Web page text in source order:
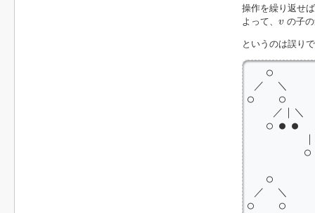
操作を繰り返せ
よって、 v
vの子
というのは誤り
○
／  ＼
○    ○     →
／｜＼
○ ● ●
○
○
／  ＼
○    ○     →